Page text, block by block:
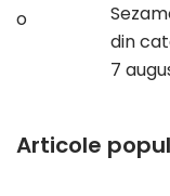
din
7
Articole